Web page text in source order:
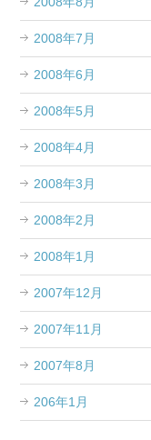
2008年7月
2008年6月
2008年5月
2008年4月
2008年3月
2008年2月
2008年1月
2007年12月
2007年11月
2007年8月
206年1月